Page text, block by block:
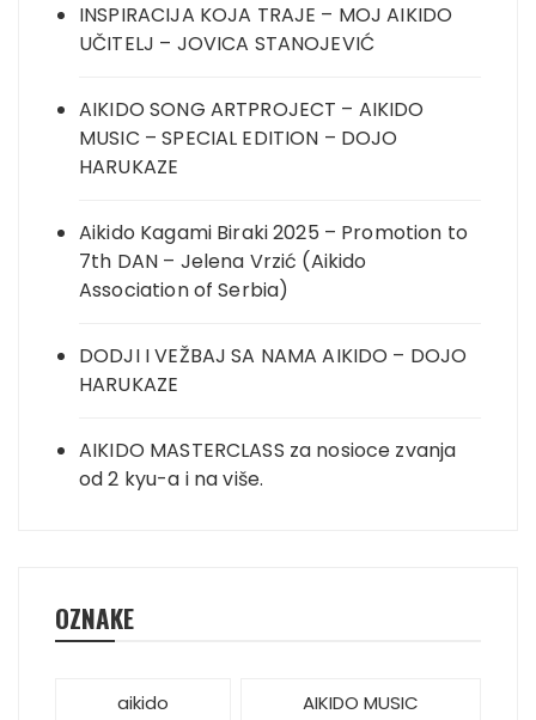
INSPIRACIJA KOJA TRAJE – MOJ AIKIDO
UČITELJ – JOVICA STANOJEVIĆ
AIKIDO SONG ARTPROJECT – AIKIDO
MUSIC – SPECIAL EDITION – DOJO
HARUKAZE
Aikido Kagami Biraki 2025 – Promotion to
7th DAN – Jelena Vrzić (Aikido
Association of Serbia)
DODJI I VEŽBAJ SA NAMA AIKIDO – DOJO
HARUKAZE
AIKIDO MASTERCLASS za nosioce zvanja
od 2 kyu-a i na više.
OZNAKE
aikido AIKIDO MUSIC